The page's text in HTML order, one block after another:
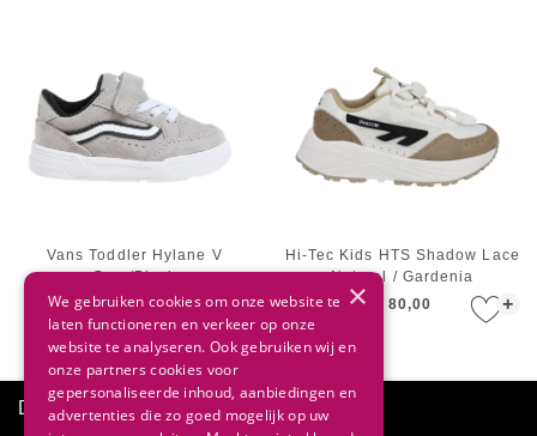
+
Vans Toddler Hylane V
Gray/Black
€ 55,00
+
Hi-Tec Kids HTS Shadow Lace
Natural / Gardenia
€ 80,00
Direct advies
×
We gebruiken cookies om onze website te
laten functioneren en verkeer op onze
website te analyseren. Ook gebruiken wij en
onze partners cookies voor
gepersonaliseerde inhoud, aanbiedingen en
advertenties die zo goed mogelijk op uw